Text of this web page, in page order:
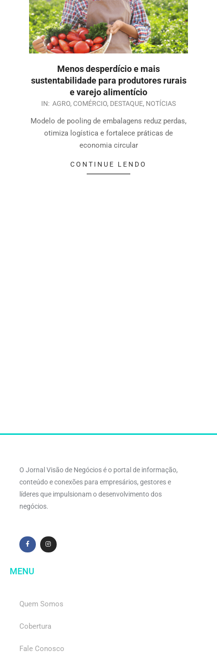
Menos desperdício e mais
sustentabilidade para produtores rurais
e varejo alimentício
IN: AGRO, COMÉRCIO, DESTAQUE, NOTÍCIAS
Modelo de pooling de embalagens reduz perdas,
otimiza logística e fortalece práticas de
economia circular
CONTINUE LENDO
O Jornal Visão de Negócios é o portal de informação,
conteúdo e conexões para empresários, gestores e
líderes que impulsionam o desenvolvimento dos
negócios.
MENU
Quem Somos
Cobertura
Fale Conosco